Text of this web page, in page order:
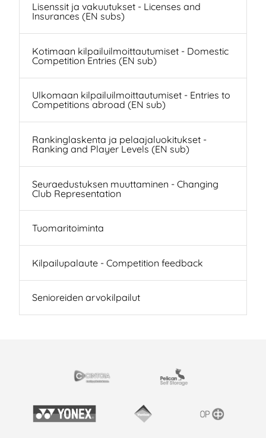
Lisenssit ja vakuutukset - Licenses and
Insurances (EN subs)
Kotimaan kilpailuilmoittautumiset - Domestic
Competition Entries (EN sub)
Ulkomaan kilpailuilmoittautumiset - Entries to
Competitions abroad (EN sub)
Rankinglaskenta ja pelaajaluokitukset -
Ranking and Player Levels (EN sub)
Seuraedustuksen muuttaminen - Changing
Club Representation
Tuomaritoiminta
Kilpailupalaute - Competition feedback
Senioreiden arvokilpailut